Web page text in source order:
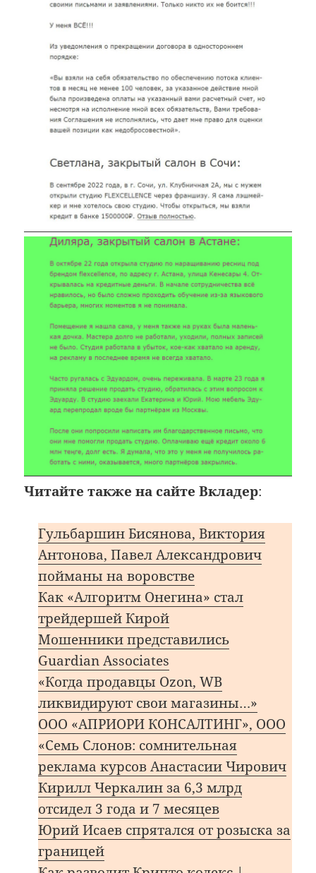
Читайте также на сайте Вкладер:
Гульбаршин Бисянова, Виктория
Антонова, Павел Александрович
пойманы на воровстве
Как «Алгоритм Онегина» стал
трейдершей Кирой
Мошенники представились
Guardian Associates
«Когда продавцы Ozon, WB
ликвидируют свои магазины…»
ООО «АПРИОРИ КОНСАЛТИНГ», ООО
«Семь Слонов: сомнительная
реклама курсов Анастасии Чирович
Кирилл Черкалин за 6,3 млрд
отсидел 3 года и 7 месяцев
Юрий Исаев спрятался от розыска за
границей